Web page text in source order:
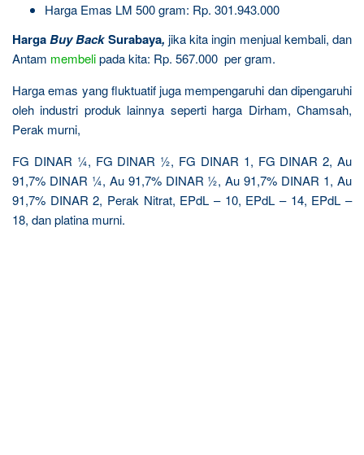
Harga Emas LM 500 gram: Rp. 301.943.000
HargaBuy BackSurabaya, jika kita ingin menjual kembali, dan
Antam membelipada kita: Rp. 567.000 per gram.
Harga emas yang fluktuatif juga mempengaruhi dan dipengaruhi
oleh industri produk lainnya seperti harga Dirham, Chamsah,
Perak murni,
FG DINAR ¼, FG DINAR ½, FG DINAR 1, FG DINAR 2, Au
91,7% DINAR ¼, Au 91,7% DINAR ½, Au 91,7% DINAR 1, Au
91,7% DINAR 2, Perak Nitrat, EPdL – 10, EPdL – 14, EPdL –
18, dan platina murni.